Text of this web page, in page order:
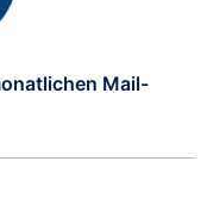
Mail-